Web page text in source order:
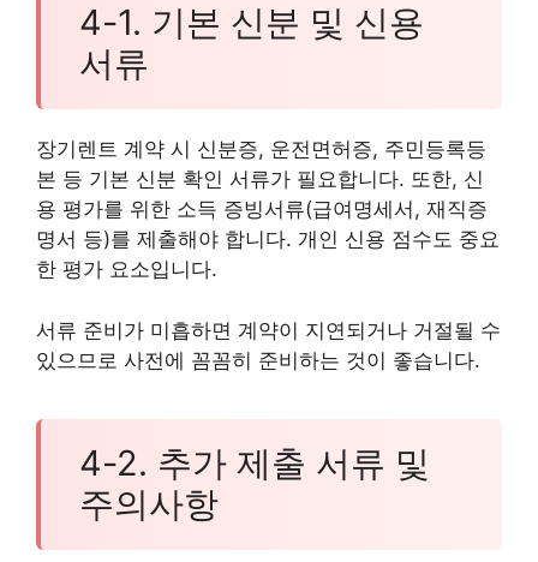
4-1. 기본 신분 및 신용
서류
장기렌트 계약 시 신분증, 운전면허증, 주민등록등
본 등 기본 신분 확인 서류가 필요합니다. 또한, 신
용 평가를 위한 소득 증빙서류(급여명세서, 재직증
명서 등)를 제출해야 합니다. 개인 신용 점수도 중요
한 평가 요소입니다.
서류 준비가 미흡하면 계약이 지연되거나 거절될 수
있으므로 사전에 꼼꼼히 준비하는 것이 좋습니다.
4-2. 추가 제출 서류 및
주의사항